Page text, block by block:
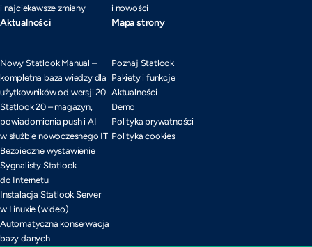
i najciekawsze zmiany
i nowości
Aktualności
Nowy Statlook Manual –
kompletna baza wiedzy dla
użytkowników od wersji 20
Statlook 20 – magazyn,
powiadomienia push i AI
w służbie nowoczesnego IT
Bezpieczne wystawienie
Sygnalisty Statlook
do Internetu
Instalacja Statlook Server
w Linuxie (wideo)
Automatyczna konserwacja
bazy danych
Mapa strony
Poznaj Statlook
Pakiety i funkcje
Aktualności
Demo
Polityka prywatności
Polityka cookies